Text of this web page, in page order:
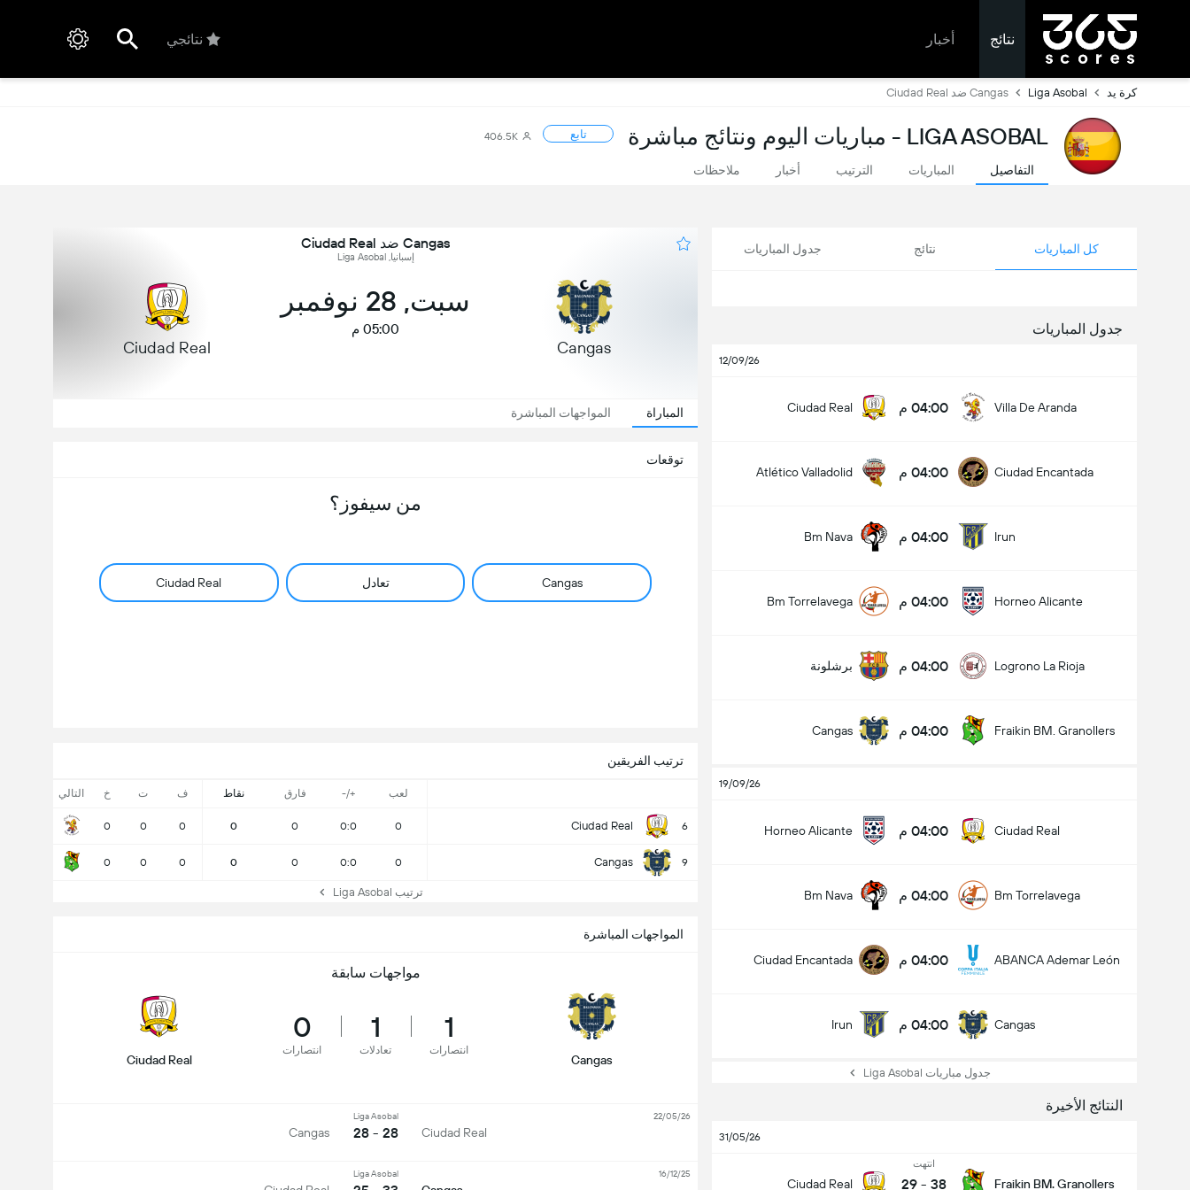
نتائج أخبار نتائجي
كرة يد Liga Asobal Cangas ضد Ciudad Real
LIGA ASOBAL - مباريات اليوم ونتائج مباشرة تابع 406.5K
التفاصيل المباريات الترتيب أخبار ملاحظات
كل المباريات نتائج جدول المباريات
جدول المباريات
12/09/26
Villa De Aranda 04:00 م Ciudad Real
Ciudad Encantada 04:00 م Atlético Valladolid
Irun 04:00 م Bm Nava
Horneo Alicante 04:00 م Bm Torrelavega
Logrono La Rioja 04:00 م برشلونة
Fraikin BM. Granollers 04:00 م Cangas
19/09/26
Ciudad Real 04:00 م Horneo Alicante
Bm Torrelavega 04:00 م Bm Nava
ABANCA Ademar León 04:00 م Ciudad Encantada
Cangas 04:00 م Irun
جدول مباريات Liga Asobal
النتائج الأخيرة
31/05/26
Fraikin BM. Granollers
انتهت
38
-
29
Ciudad Real
Cangas ضد Ciudad Real
إسبانيا, Liga Asobal
Cangas
سبت, 28 نوفمبر
05:00 م
Ciudad Real
المباراة المواجهات المباشرة
توقعات
من سيفوز؟
Cangas تعادل Ciudad Real
ترتيب الفريقين
لعب +/- فارق نقاط ف ت خ التالي
6
Ciudad Real
0
0:0
0
0
0
0
0
9
Cangas
0
0:0
0
0
0
0
0
ترتيب Liga Asobal
المواجهات المباشرة
مواجهات سابقة
Cangas
1
انتصارات
1
تعادلات
0
انتصارات
Ciudad Real
Ciudad Real
Liga Asobal
28 - 28
Cangas
22/05/26
Liga Asobal 16/12/25